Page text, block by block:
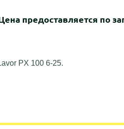
предоставляется по
PX 100 6-25.